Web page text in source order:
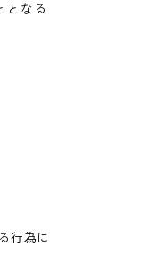
となる
行為に